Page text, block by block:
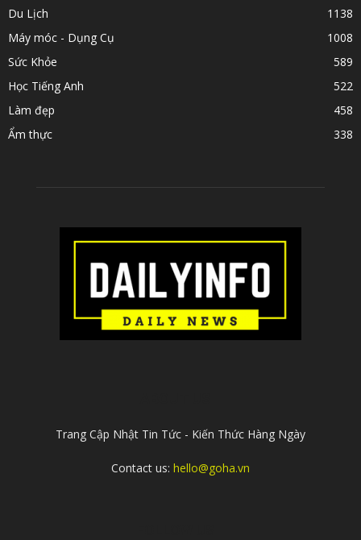
Du Lịch
1138
Máy móc - Dụng Cụ
1008
Sức Khỏe
589
Học Tiếng Anh
522
Làm đẹp
458
Ẩm thực
338
Trang Cập Nhật Tin Tức - Kiến Thức Hàng Ngày
Contact us: hello@goha.vn